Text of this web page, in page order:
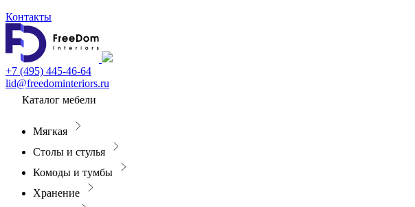
Контакты
+7 (495) 445-46-64
lid@freedominteriors.ru
Каталог мебели
Мягкая
Столы и стулья
Комоды и тумбы
Хранение